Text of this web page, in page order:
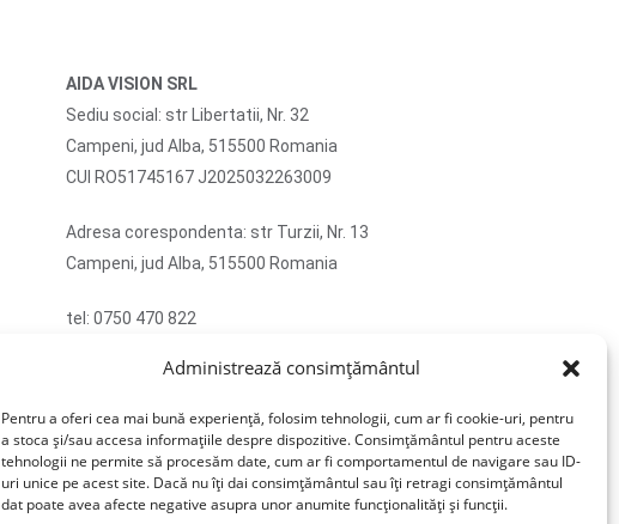
Administrează consimțământul
Pentru a oferi cea mai bună experiență, folosim tehnologii, cum ar fi cookie-uri, pentru
a stoca și/sau accesa informațiile despre dispozitive. Consimțământul pentru aceste
tehnologii ne permite să procesăm date, cum ar fi comportamentul de navigare sau ID-
uri unice pe acest site. Dacă nu îți dai consimțământul sau îți retragi consimțământul
dat poate avea afecte negative asupra unor anumite funcționalități și funcții.
AIDA VISION SRL
Sediu social: str Libertatii, Nr. 32
Campeni, jud Alba, 515500 Romania
CUI RO51745167 J2025032263009
Adresa corespondenta: str Turzii, Nr. 13
Campeni, jud Alba, 515500 Romania
tel: 0750 470 822
Nu detinem magazin de prezentare, comenzile se
livreaza exclusiv prin curierat.